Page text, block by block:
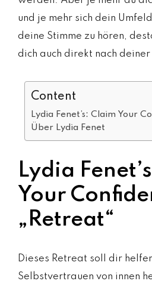
und je mehr sich dein
deine Stimme zu hören,
dich auch direkt nach
Content
Lydia Fenet’s: Claim Your
Über Lydia Fenet
Lydia
Your
„Retreat“
Dieses Retreat soll dir
Selbstvertrauen von innen